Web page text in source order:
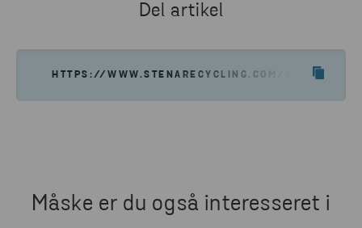
Del artikel
HTTPS://WWW.STENARECYCLING.COM/DA/
Måske er du også interesseret i